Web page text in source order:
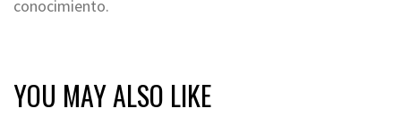
conocimiento.
YOU MAY ALSO LIKE